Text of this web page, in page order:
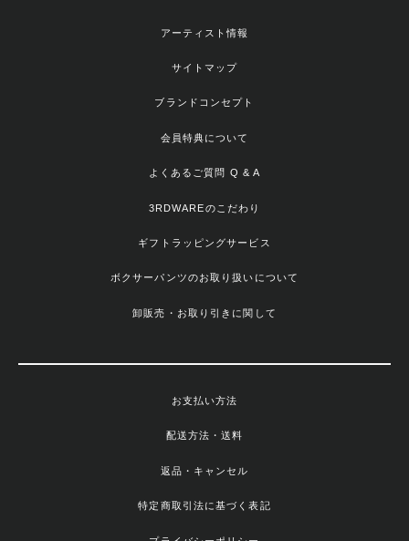
アーティスト情報
サイトマップ
ブランドコンセプト
会員特典について
よくあるご質問 Q & A
3RDWAREのこだわり
ギフトラッピングサービス
ボクサーパンツのお取り扱いについて
卸販売・お取り引きに関して
お支払い方法
配送方法・送料
返品・キャンセル
特定商取引法に基づく表記